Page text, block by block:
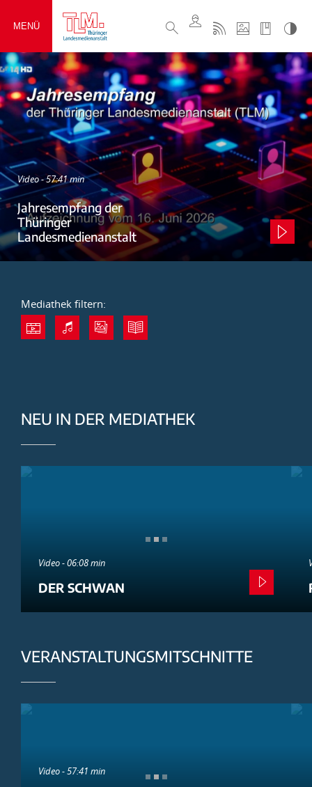
MENÜ
Video - 57:41 min
Jahresempfang der
Thüringer
Landesmedienanstalt
Mediathek filtern:
NEU IN DER MEDIATHEK
Video - 06:08 min
DER SCHWAN
VERANSTALTUNGSMITSCHNITTE
Video - 57:41 min